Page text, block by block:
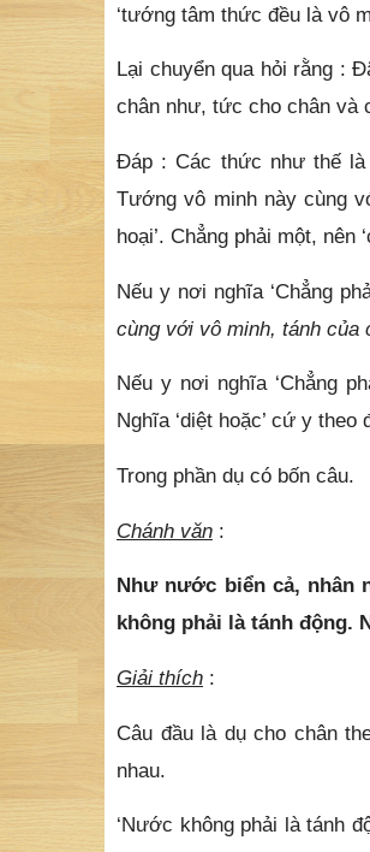
‘tướng tâm thức đều là vô
Lại chuyển qua hỏi rằng :
chân như, tức cho chân và
Đáp : Các thức như thế là
Tướng vô minh này cùng
hoại’. Chẳng phải một, nên
Nếu y nơi nghĩa ‘Chẳng
cùng với vô minh, tánh của
Nếu y nơi nghĩa ‘Chẳng
Nghĩa ‘diệt hoặc’ cứ y theo
Trong phần dụ có bốn câu.
Chánh văn :
Như nước biển cả, nhân
không phải là tánh
Giải thích :
Câu đầu là dụ cho chân
nhau.
‘Nước không phải là tánh